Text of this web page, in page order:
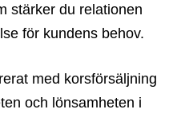
stärker du relationen
för kundens behov.
med korsförsäljning
och lönsamheten i